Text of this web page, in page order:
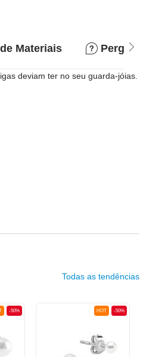
Materiais Perguntas e
deviam ter no seu guarda-jóias.
Todas as tendências
-50% -50%
HOT